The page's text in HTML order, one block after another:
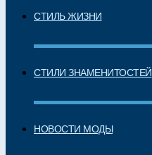
СТИЛЬ ЖИЗНИ
СТИЛИ ЗНАМЕНИТОСТЕЙ
НОВОСТИ МОДЫ